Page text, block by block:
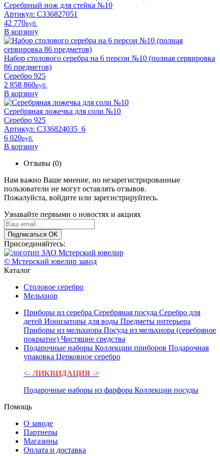
Серебрный нож для стейка №10
Артикул: С336827051
42 770pyб.
В корзину
Набор столового серебра на 6 персон №10 (полная сервировка
86 предметов)
Серебро 925
2 858 860pyб.
В корзину
Серебряная ложечка для соли №10
Серебро 925
Артикул: С336824035_6
6 020pyб.
В корзину
Отзывы (0)
Нам важно Ваше мнение, но незарегистрированные
пользователи не могут оставлять отзывов.
Пожалуйста, войдите или зарегистрируйтесь.
Узнавайте первыми о новостях и акциях
Подписаться OK
Присоединяйтесь:
© Мстерский ювелир завод
Каталог
Столовое серебро
Мельхиор
Приборы из серебра Серебряная посуда Серебро для
детей Ионизаторы для воды Предметы интерьера
Приборы из мельхиора Посуда из мельхиора (серебряное
покрытие) Чистящие средства
Подарочные наборы Коллекции приборов Подарочная
упаковка Церковное серебро
<- ЛИКВИДАЦИЯ ->
Подарочные наборы из фарфора Коллекции посуды
Помощь
О заводе
Партнеры
Магазины
Оплата и доставка